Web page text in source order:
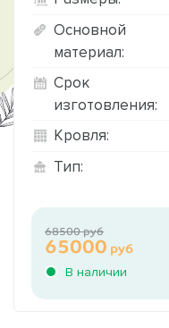
Основной
материал:
Срок
изготовления:
Кровля:
Тип:
В наличии
65000 руб
68500 руб